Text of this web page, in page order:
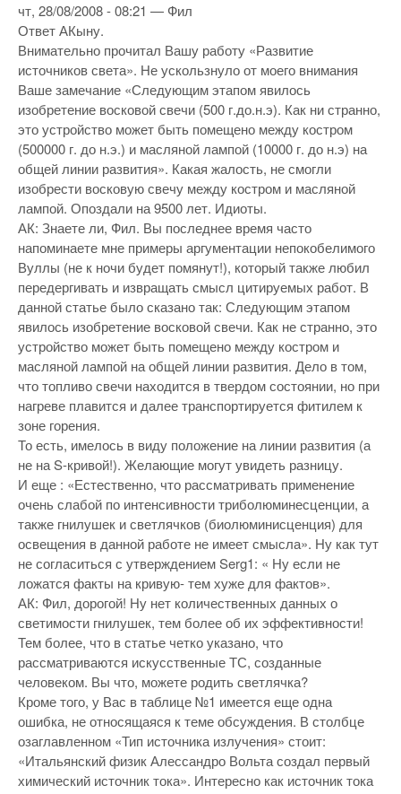
чт, 28/08/2008 - 08:21 — Фил
Ответ АКыну.
Внимательно прочитал Вашу работу «Развитие
источников света». Не ускользнуло от моего внимания
Ваше замечание «Следующим этапом явилось
изобретение восковой свечи (500 г.до.н.э). Как ни странно,
это устройство может быть помещено между костром
(500000 г. до н.э.) и масляной лампой (10000 г. до н.э) на
общей линии развития». Какая жалость, не смогли
изобрести восковую свечу между костром и масляной
лампой. Опоздали на 9500 лет. Идиоты.
АК: Знаете ли, Фил. Вы последнее время часто
напоминаете мне примеры аргументации непокобелимого
Вуллы (не к ночи будет помянут!), который также любил
передергивать и извращать смысл цитируемых работ. В
данной статье было сказано так: Следующим этапом
явилось изобретение восковой свечи. Как не странно, это
устройство может быть помещено между костром и
масляной лампой на общей линии развития. Дело в том,
что топливо свечи находится в твердом состоянии, но при
нагреве плавится и далее транспортируется фитилем к
зоне горения.
То есть, имелось в виду положение на линии развития (а
не на S-кривой!). Желающие могут увидеть разницу.
И еще : «Естественно, что рассматривать применение
очень слабой по интенсивности триболюминесценции, а
также гнилушек и светлячков (биолюминисценция) для
освещения в данной работе не имеет смысла». Ну как тут
не согласиться с утверждением Serg1: « Ну если не
ложатся факты на кривую- тем хуже для фактов».
АК: Фил, дорогой! Ну нет количественных данных о
светимости гнилушек, тем более об их эффективности!
Тем более, что в статье четко указано, что
рассматриваются искусственные ТС, созданные
человеком. Вы что, можете родить светлячка?
Кроме того, у Вас в таблице №1 имеется еще одна
ошибка, не относящаяся к теме обсуждения. В столбце
озаглавленном «Тип источника излучения» стоит:
«Итальянский физик Алессандро Вольта создал первый
химический источник тока». Интересно как источник тока